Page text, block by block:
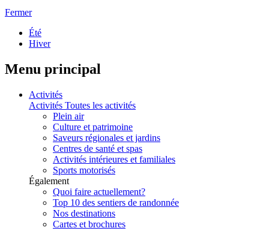
Fermer
Été
Hiver
Menu principal
Activités
Activités Toutes les activités
Plein air
Culture et patrimoine
Saveurs régionales et jardins
Centres de santé et spas
Activités intérieures et familiales
Sports motorisés
Également
Quoi faire actuellement?
Top 10 des sentiers de randonnée
Nos destinations
Cartes et brochures